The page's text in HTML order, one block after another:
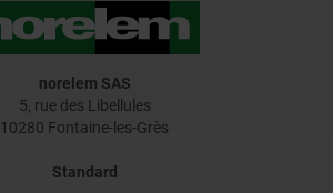
norelem SAS
5, rue des Libellules
10280 Fontaine-les-Grès
Standard